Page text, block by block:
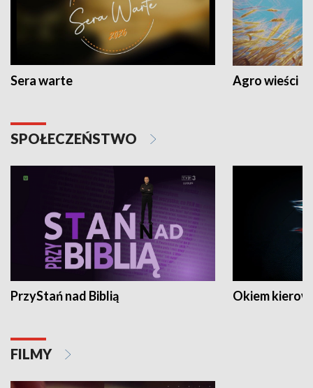
Sera warte Agro wieści
SPOŁECZEŃSTWO
PrzyStań nad Biblią Okiem
FILMY